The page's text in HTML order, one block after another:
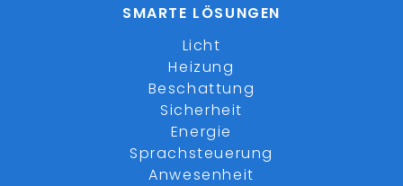
SMARTE LÖSUNGEN
Licht
Heizung
Beschattung
Sicherheit
Energie
Sprachsteuerung
Anwesenheit